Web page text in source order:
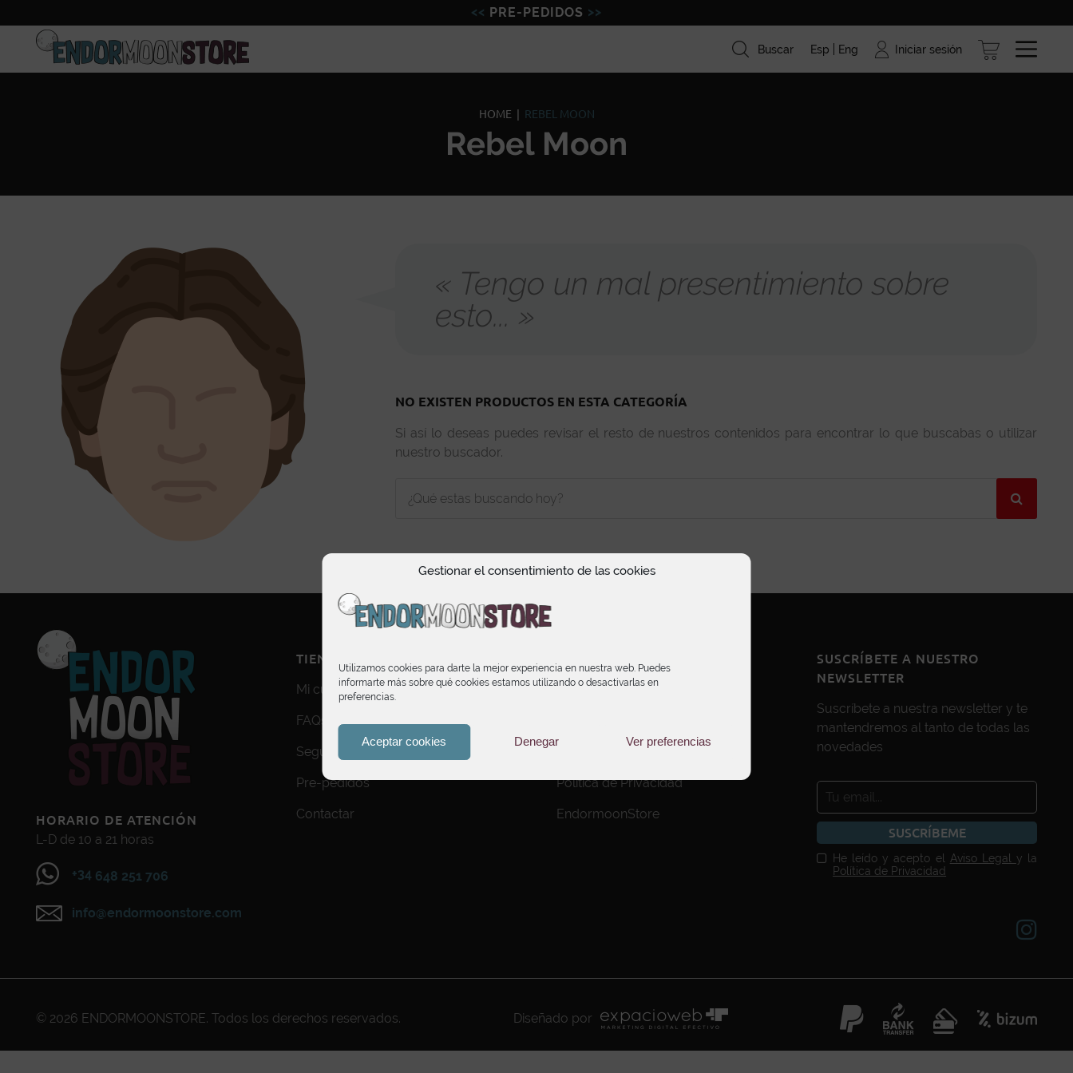
Gestionar el consentimiento de las cookies
Utilizamos cookies para darte la mejor experiencia en nuestra web. Puedes
informarte más sobre qué cookies estamos utilizando o desactivarlas en
preferencias.
Aceptar cookies Denegar Ver preferencias
PRE-PEDIDOS
Inicio Pre-pedidos Figuras Miniaturas Modelismo Marcas Blog
Buscar Esp Eng Iniciar sesión
HOME REBEL MOON
Rebel Moon
« Tengo un mal presentimiento sobre
esto... »
NO EXISTEN PRODUCTOS EN ESTA CATEGORÍA
Si así lo deseas puedes revisar el resto de nuestros contenidos para encontrar lo que buscabas o utilizar
nuestro buscador.
HORARIO DE ATENCIÓN
L-D de 10 a 21 horas
+34 648 251 706
info@endormoonstore.com
TIENDA
Mi cuenta
FAQs
Seguimiento de Pedidos
Pre-pedidos
Contactar
Condiciones de Compra
Política de Cookies
Política de Privacidad
EndormoonStore
SUSCRÍBETE A NUESTRO
NEWSLETTER
Suscríbete a nuestra newsletter y te
mantendremos al tanto de todas las
novedades
SUSCRÍBEME
He leído y acepto el Aviso Legal y la
Política de Privacidad
© 2026 ENDORMOONSTORE. Todos los derechos reservados. Diseñado por